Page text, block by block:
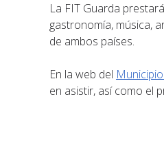
La FIT Guarda
gastronomía, música,
de ambos países.
En la web del
en asistir, así como el